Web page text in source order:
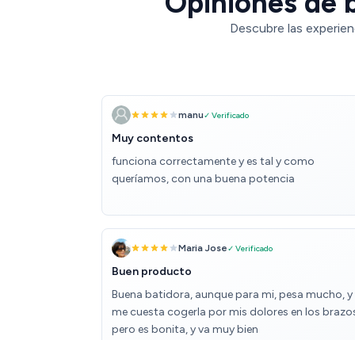
Descubre las
manu✓ Verificado
Muy contentos
funciona correctamente y es tal y como
queríamos, con una buena potencia
Maria Jose✓ Verificado
Buen producto
Buena batidora, aunque para mi, pesa mucho, y
me cuesta cogerla por mis dolores en los
pero es bonita, y va muy bien